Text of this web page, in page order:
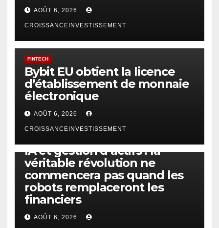
AOÛT 6, 2026
CROISSANCEINVESTISSEMENT
FINTECH
Bybit EU obtient la licence
d’établissement de monnaie
électronique
AOÛT 6, 2026
CROISSANCEINVESTISSEMENT
IA et gestion d’actifs : la
véritable révolution ne
commencera pas quand les
robots remplaceront les
financiers
AOÛT 6, 2026